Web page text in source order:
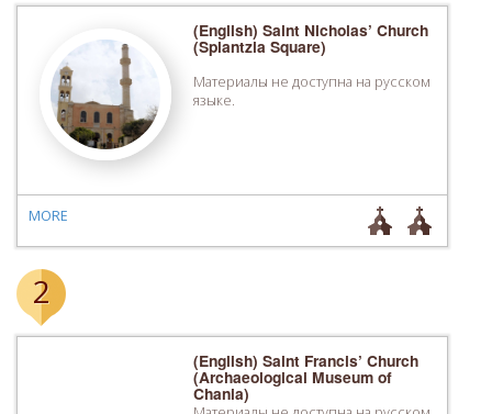
(English) Saint Nicholas’ Church
(Splantzia Square)
Материалы не доступна на русском
языке.
MORE
2
(English) Saint Francis’ Church
(Archaeological Museum of
Chania)